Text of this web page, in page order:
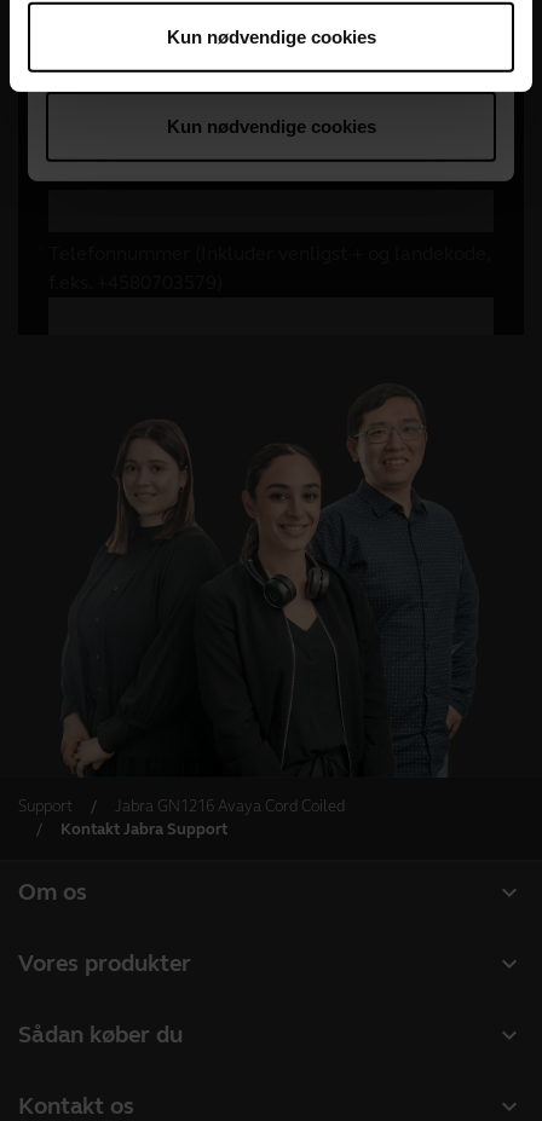
Kun nødvendige cookies
Support
Jabra GN1216 Avaya Cord Coiled
Kontakt Jabra Support
expand_more
Om os
Bæredygtighed
expand_more
Vores produkter
Konferencekameraer
expand_more
Sådan køber du
expand_more
Kontakt os